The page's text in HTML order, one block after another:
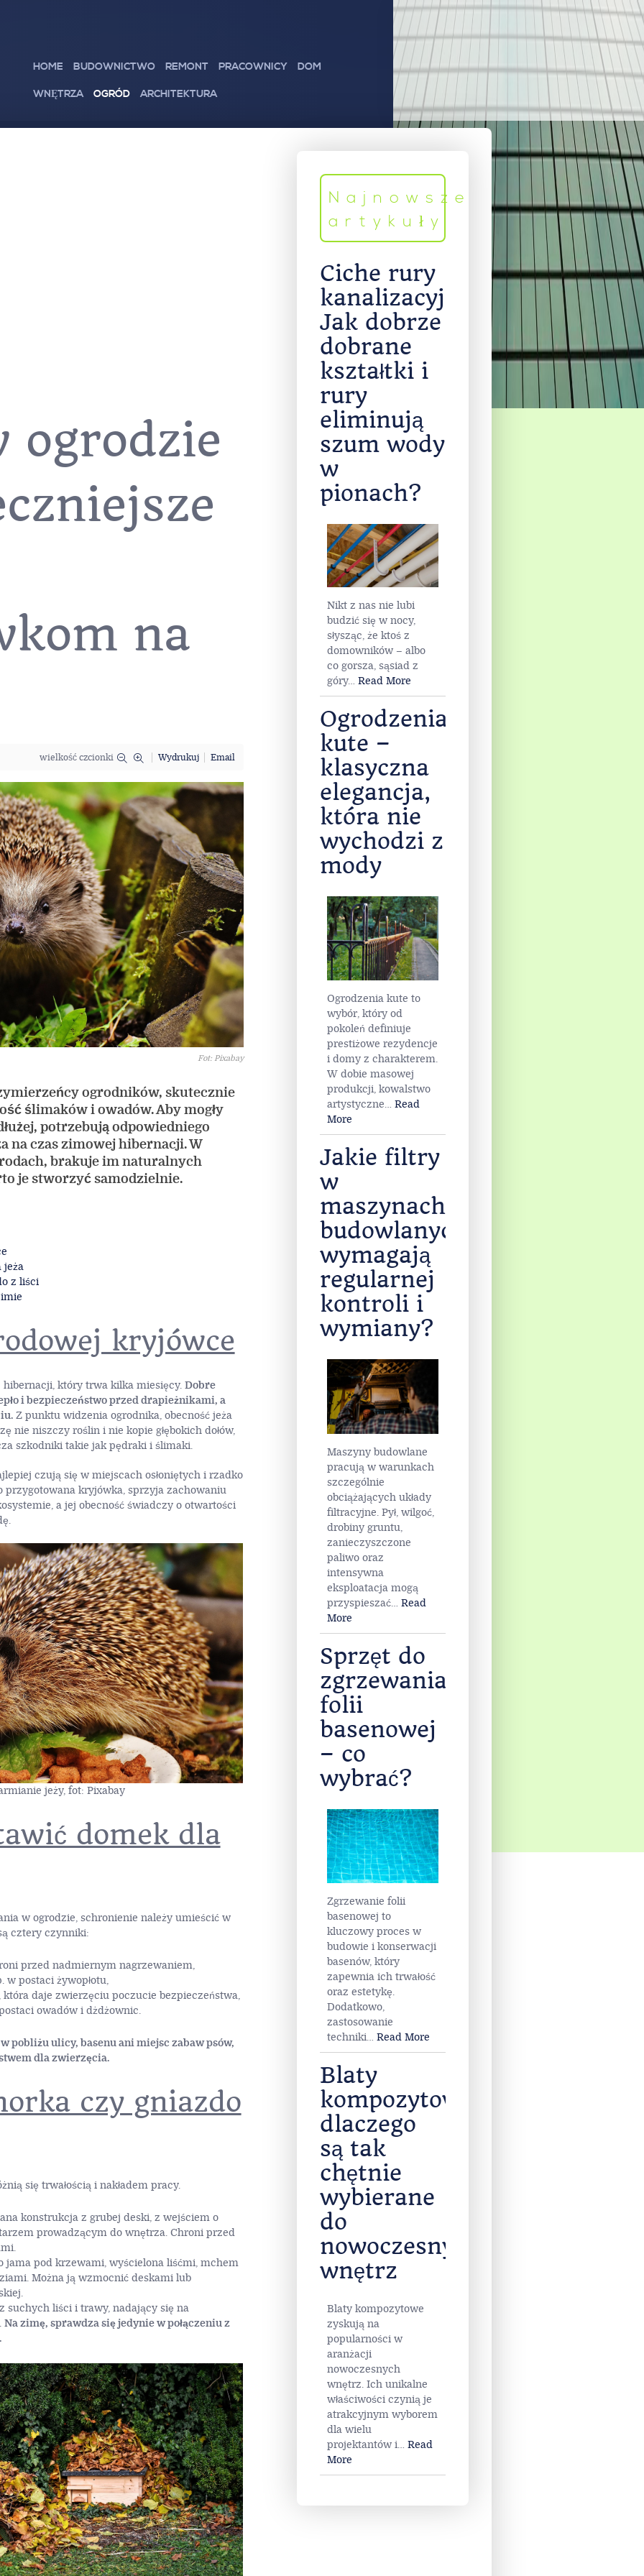
HOME BUDOWNICTWO REMONT PRACOWNICY DOM
WNĘTRZA OGRÓD ARCHITEKTURA
ogrodzie
na
wielkość czcionki Wydrukuj Email
Fot: Pixabay
ogrodników, skutecznie
ślimaków i owadów. Aby mogły
potrzebują odpowiedniego
na czas zimowej hibernacji. W
brakuje im naturalnych
je stworzyć samodzielnie.
jeża
z liści
kryjówce
który trwa kilka miesięcy. Dobre
i bezpieczeństwo przed drapieżnikami, a
Z punktu widzenia ogrodnika, obecność jeża
nie niszczy roślin i nie kopie głębokich dołów,
szkodniki takie jak pędraki i ślimaki.
czują się w miejscach osłoniętych i rzadko
przygotowana kryjówka, sprzyja zachowaniu
a jej obecność świadczy o otwartości
jeży, fot: Pixabay
domek dla
w ogrodzie, schronienie należy umieścić w
cztery czynniki:
przed nadmiernym nagrzewaniem,
w postaci żywopłotu,
daje zwierzęciu poczucie bezpieczeństwa,
owadów i dżdżownic.
pobliżu ulicy, basenu ani miejsc zabaw psów,
dla zwierzęcia.
czy gniazdo
się trwałością i nakładem pracy.
konstrukcja z grubej deski, z wejściem o
prowadzącym do wnętrza. Chroni przed
jama pod krzewami, wyścielona liśćmi, mchem
Można ją wzmocnić deskami lub
suchych liści i trawy, nadający się na
Na zimę, sprawdza się jedynie w połączeniu z
Najnowsze
artykuły
Ciche rury
kanalizacyjne.
Jak dobrze
dobrane
kształtki i
rury
eliminują
szum wody
w
pionach?
Nikt z nas nie lubi
budzić się w nocy,
słysząc, że ktoś z
domowników – albo
co gorsza, sąsiad z
góry… Read More
Ogrodzenia
kute –
klasyczna
elegancja,
która nie
wychodzi z
mody
Ogrodzenia kute to
wybór, który od
pokoleń definiuje
prestiżowe rezydencje
i domy z charakterem.
W dobie masowej
produkcji, kowalstwo
artystyczne… Read
More
Jakie filtry
w
maszynach
budowlanych
wymagają
regularnej
kontroli i
wymiany?
Maszyny budowlane
pracują w warunkach
szczególnie
obciążających układy
filtracyjne. Pył, wilgoć,
drobiny gruntu,
zanieczyszczone
paliwo oraz
intensywna
eksploatacja mogą
przyspieszać… Read
More
Sprzęt do
zgrzewania
folii
basenowej
– co
wybrać?
Zgrzewanie folii
basenowej to
kluczowy proces w
budowie i konserwacji
basenów, który
zapewnia ich trwałość
oraz estetykę.
Dodatkowo,
zastosowanie
techniki… Read More
Blaty
kompozytowe-
dlaczego
są tak
chętnie
wybierane
do
nowoczesnych
wnętrz
Blaty kompozytowe
zyskują na
popularności w
aranżacji
nowoczesnych
wnętrz. Ich unikalne
właściwości czynią je
atrakcyjnym wyborem
dla wielu
projektantów i… Read
More